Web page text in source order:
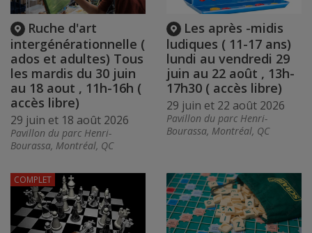
Ruche d'art
intergénérationnelle (
ados et adultes) Tous
les mardis du 30 juin
au 18 aout , 11h-16h (
accès libre)
29 juin et 18 août 2026
Pavillon du parc Henri-
Bourassa, Montréal, QC
Les après -midis
ludiques ( 11-17 ans)
lundi au vendredi 29
juin au 22 août , 13h-
17h30 ( accès libre)
29 juin et 22 août 2026
Pavillon du parc Henri-
Bourassa, Montréal, QC
COMPLET